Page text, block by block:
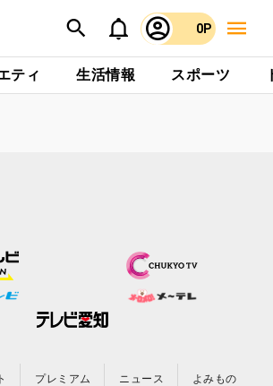
0P
ティ 生活情報 スポーツ
プレミアム ニュース よみもの